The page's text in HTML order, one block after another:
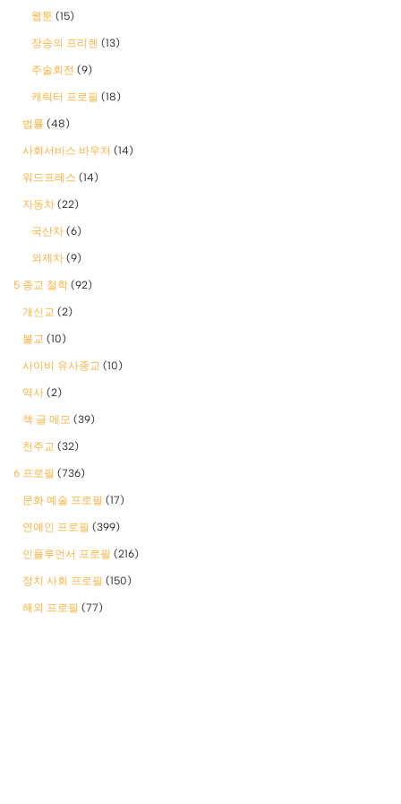
웹툰 (15)
장송의 프리렌 (13)
주술회전 (9)
캐릭터 프로필 (18)
법률 (48)
사회서비스 바우처 (14)
워드프레스 (14)
자동차 (22)
국산차 (6)
외제차 (9)
5 종교 철학 (92)
개신교 (2)
불교 (10)
사이비 유사종교 (10)
역사 (2)
책 글 메모 (39)
천주교 (32)
6 프로필 (736)
문화 예술 프로필 (17)
연예인 프로필 (399)
인플루언서 프로필 (216)
정치 사회 프로필 (150)
해외 프로필 (77)